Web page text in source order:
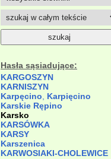
Hasła sąsiadujące:
KARGOSZYN
KARNISZYN
Karpęcino
Karpięcino
Karskie Rępino
Karsko
KARSÓWKA
KARSY
Karszenica
KARWOSIAKI-CHOLEWICE